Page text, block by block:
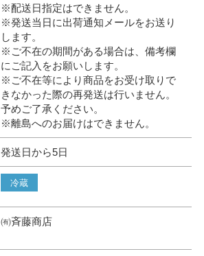
※配送日指定はできません。
※発送当日に出荷通知メールをお送り
します。
※ご不在の期間がある場合は、備考欄
にご記入をお願いします。
※ご不在等により商品をお受け取りで
きなかった際の再発送は行いません。
予めご了承ください。
※離島へのお届けはできません。
発送日から5日
冷蔵
㈲斉藤商店